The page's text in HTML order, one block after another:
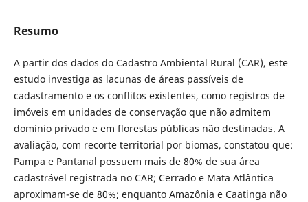
Resumo
A partir dos dados do Cadastro Ambiental Rural (CAR), este
estudo investiga as lacunas de áreas passíveis de
cadastramento e os conflitos existentes, como registros de
imóveis em unidades de conservação que não admitem
domínio privado e em florestas públicas não destinadas. A
avaliação, com recorte territorial por biomas, constatou que:
Pampa e Pantanal possuem mais de 80% de sua área
cadastrável registrada no CAR; Cerrado e Mata Atlântica
aproximam-se de 80%; enquanto Amazônia e Caatinga não